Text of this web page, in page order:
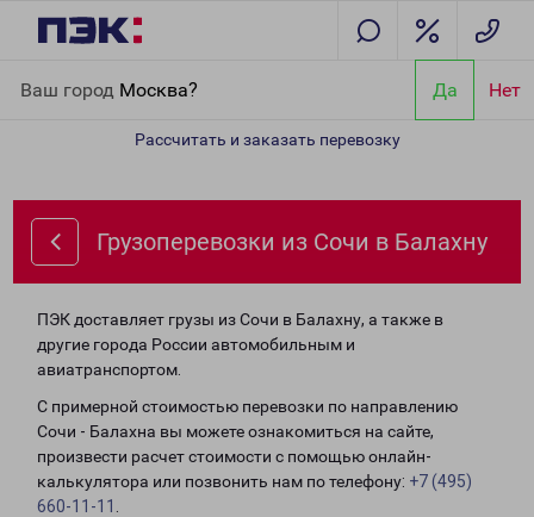
Ваш город Москва? Да Нет
Рассчитать и заказать перевозку
Грузоперевозки из Сочи в Балахну
ПЭК доставляет грузы из Сочи в Балахну, а также в
другие города России автомобильным и
авиатранспортом.
С примерной стоимостью перевозки по направлению
Сочи - Балахна вы можете ознакомиться на сайте,
произвести расчет стоимости с помощью онлайн-
калькулятора или позвонить нам по телефону: +7 (495)
660-11-11